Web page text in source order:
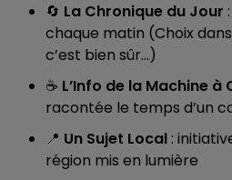
🔄 La Chronique du Jour
chaque matin (Choix
c’est bien sûr…)
☕ L’Info de la Machine à
racontée le temps d’un
📍 Un Sujet Local :
région mis en lumière